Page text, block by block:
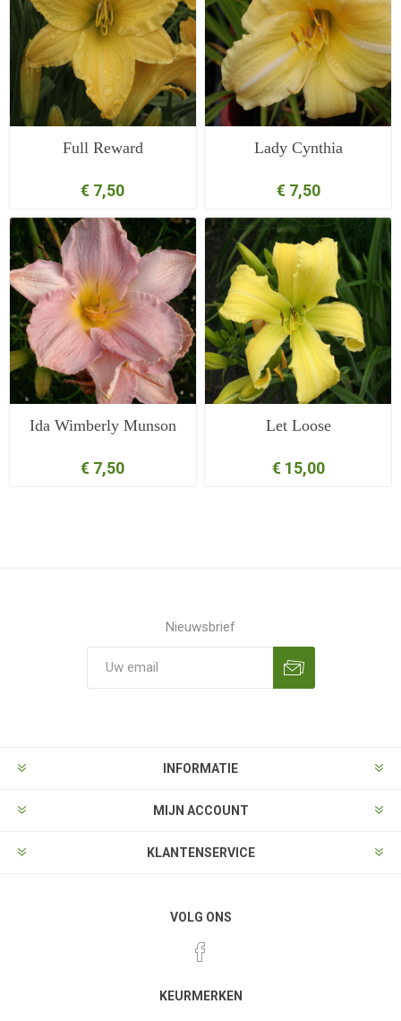
Full Reward
€ 7,50
Lady Cynthia
€ 7,50
Ida Wimberly Munson
€ 7,50
Let Loose
€ 15,00
Nieuwsbrief
INFORMATIE
MIJN ACCOUNT
KLANTENSERVICE
VOLG ONS
KEURMERKEN